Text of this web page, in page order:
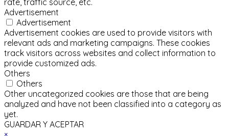
Advertisement
Advertisement
Advertisement cookies are used to provide visitors with
relevant ads and marketing campaigns. These cookies
track visitors across websites and collect information to
provide customized ads.
Others
Others
Other uncategorized cookies are those that are being
analyzed and have not been classified into a category as
yet.
GUARDAR Y ACEPTAR